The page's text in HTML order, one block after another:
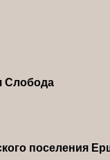
Слобода
поселения